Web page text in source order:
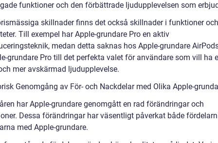
funktioner och den förbättrade ljudupplevelsen som
skillnader finns det också skillnader i funktioner och
Till exempel har Apple-grundare Pro en aktiv
medan detta saknas hos Apple-grundare
grundare Pro till det perfekta valet för användare som vill ha
mer avskärmad ljudupplevelse.
Genomgång av För- och Nackdelar med Olika Apple-
har Apple-grundare genomgått en rad förändringar och
Dessa förändringar har väsentligt påverkat både
med Apple-grundare.